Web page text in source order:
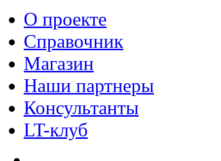
О проекте
Справочник
Магазин
Наши партнеры
Консультанты
LT-клуб